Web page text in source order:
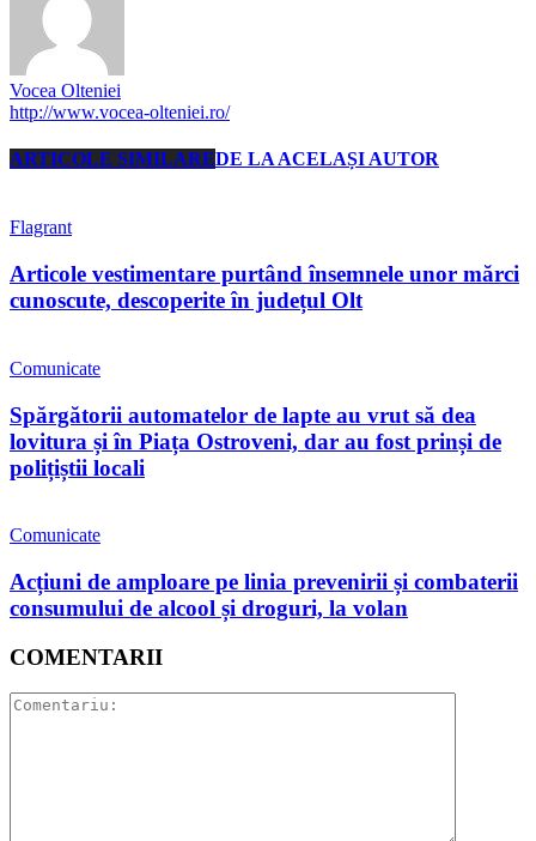
Vocea Olteniei
http://www.vocea-olteniei.ro/
ARTICOLE SIMILAREDE LA ACELAȘI AUTOR
Flagrant
Articole vestimentare purtând însemnele unor mărci
cunoscute, descoperite în județul Olt
Comunicate
Spărgătorii automatelor de lapte au vrut să dea
lovitura și în Piața Ostroveni, dar au fost prinși de
polițiștii locali
Comunicate
Acțiuni de amploare pe linia prevenirii și combaterii
consumului de alcool și droguri, la volan
COMENTARII